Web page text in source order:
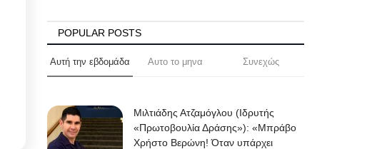
POPULAR POSTS
Αυτή την εβδομάδα Αυτο το μηνα Συνεχώς
Μιλτιάδης Ατζαμόγλου (Ιδρυτής
«Πρωτοβουλία Δράσης»): «Μπράβο
Χρήστο Βερώνη! Όταν υπάρχει